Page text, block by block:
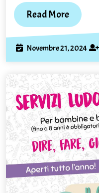
Read MoreRead
More
Novembre 21, 2024
21,